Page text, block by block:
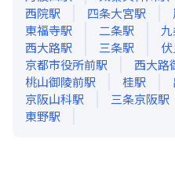
西院駅 四条大宮駅
東福寺駅 二条駅
西大路駅 三条駅
京都市役所前駅 西大路
桃山御陵前駅 桂駅
京阪山科駅 三条京阪駅
東野駅